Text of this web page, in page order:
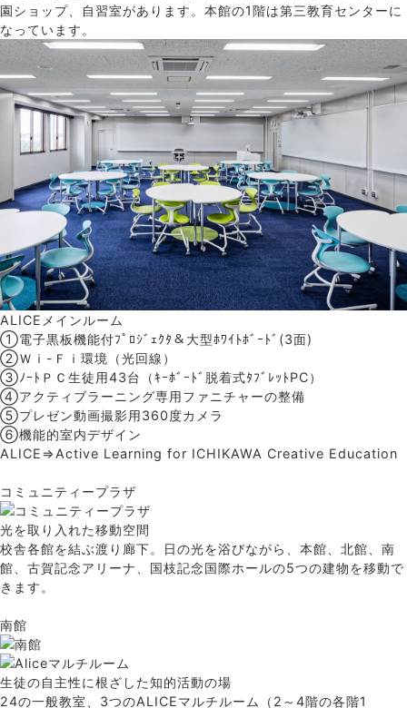
園ショップ、自習室があります。本館の1階は第三教育センターに
なっています。
ALICEメインルーム
①電子黒板機能付ﾌﾟﾛｼﾞｪｸﾀ＆大型ﾎﾜｲﾄﾎﾞｰﾄﾞ(3面)
②Ｗｉ-Ｆｉ環境（光回線）
③ﾉｰﾄＰＣ生徒用43台（ｷｰﾎﾞｰﾄﾞ脱着式ﾀﾌﾞﾚｯﾄPC）
④アクティブラーニング専用ファニチャーの整備
⑤プレゼン動画撮影用360度カメラ
⑥機能的室内デザイン
ALICE⇒Active Learning for ICHIKAWA Creative Education
コミュニティープラザ
光を取り入れた移動空間
校舎各館を結ぶ渡り廊下。日の光を浴びながら、本館、北館、南
館、古賀記念アリーナ、国枝記念国際ホールの5つの建物を移動で
きます。
南館
生徒の自主性に根ざした知的活動の場
24の一般教室、3つのALICEマルチルーム（2～4階の各階1